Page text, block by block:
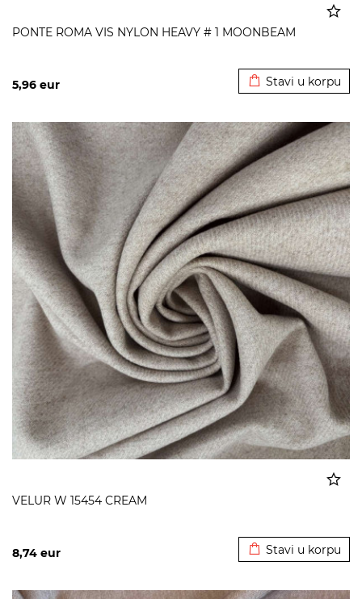
PONTE ROMA VIS NYLON HEAVY # 1 MOONBEAM
5,96 eur Stavi u korpu
VELUR W 15454 CREAM
8,74 eur Stavi u korpu